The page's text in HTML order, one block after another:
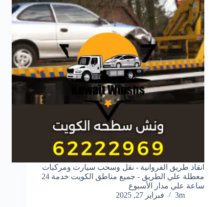
انقاذ طريق الفروانية - نقل وسحب سيارت ومركبات
معطلة علي الطريق - جميع مناطق الكويت خدمة 24
ساعة علي مدار الأسبوع
3m
فبراير 27, 2025